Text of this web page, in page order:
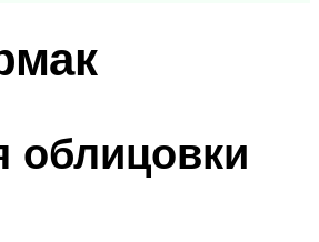
облицовки